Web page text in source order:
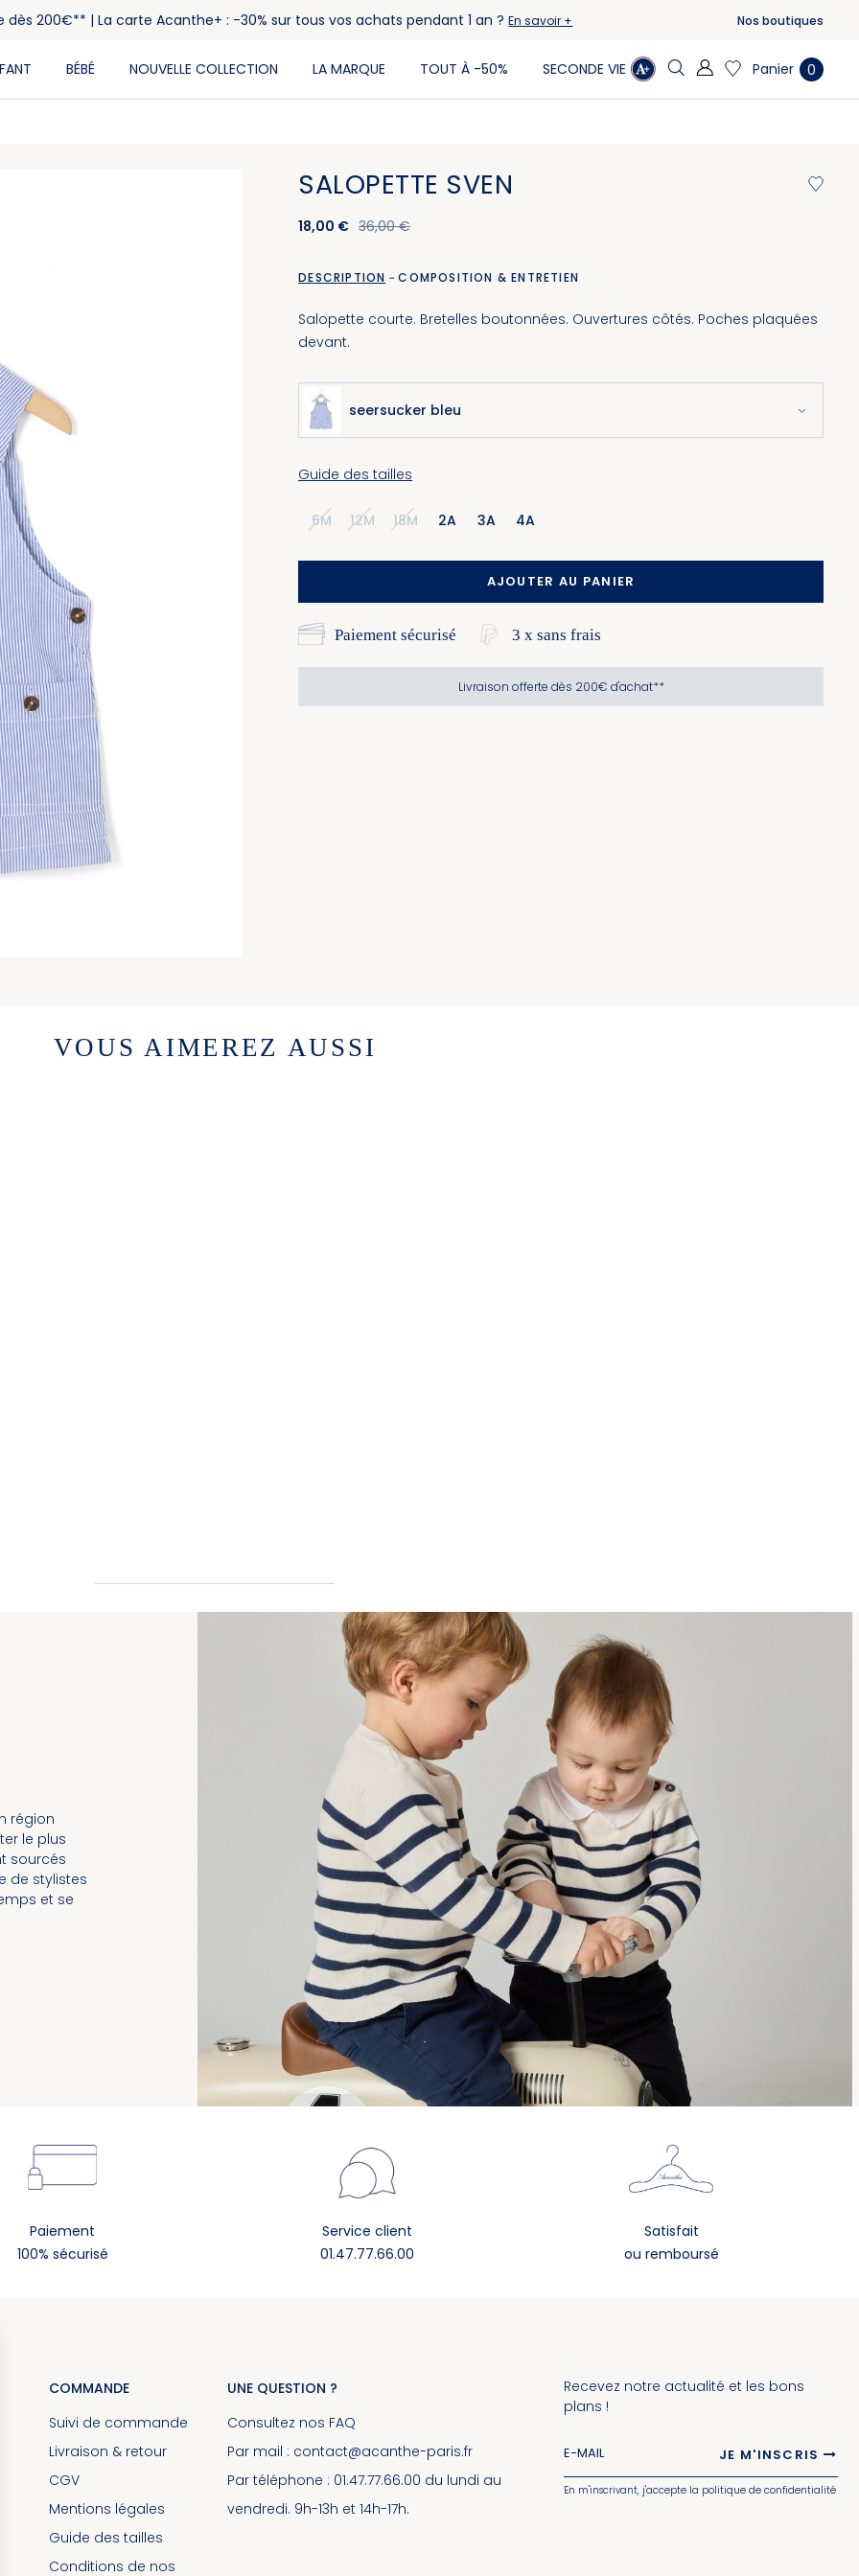
dès 200€** | La carte Acanthe+ : -30% sur tous vos achats pendant 1 an ?En savoir + Nos boutiques
BÉBÉ NOUVELLE COLLECTION LA MARQUE TOUT À -50% SECONDE VIE Panier 0
SALOPETTE SVEN
18,00 € 36,00 €
DESCRIPTION
Salopette courte. Bretelles boutonnées. Ouvertures côtés. Poches plaquées
devant.
COMPOSITION & ENTRETIEN
seersucker bleu
Guide des tailles
6M 12M 18M 2A 3A 4A
AJOUTER AU PANIER
Paiement sécurisé 3 x sans frais
Livraison offerte dès 200€ d'achat**
VOUS AIMEREZ AUSSI
région
le plus
sourcés
de stylistes
et se
Paiement
100% sécurisé
Service client
01.47.77.66.00
Satisfait
ou remboursé
COMMANDE
Suivi de commande
Livraison & retour
CGV
Mentions légales
Guide des tailles
Conditions de nos
UNE QUESTION ?
Consultez nos FAQ
Par mail : contact@acanthe-paris.fr
Par téléphone : 01.47.77.66.00 du lundi au
vendredi. 9h-13h et 14h-17h.
Recevez notre actualité et les bons
plans !
JE M'INSCRIS
En m'inscrivant, j'accepte la politique de confidentialité